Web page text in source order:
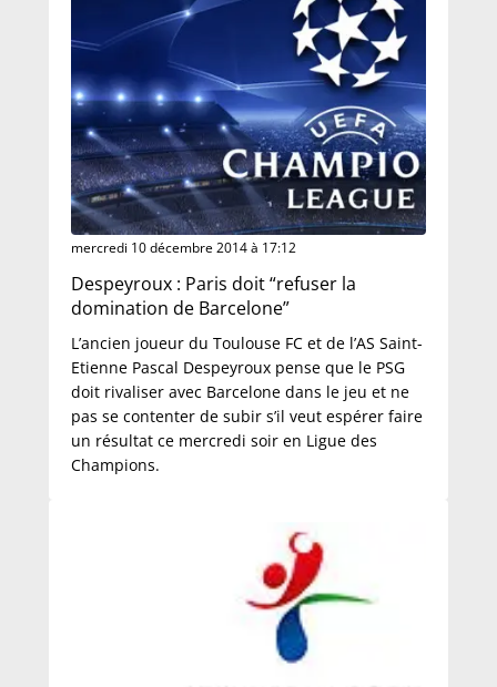
mercredi 10 décembre 2014 à 17:12
Despeyroux : Paris doit “refuser la
domination de Barcelone”
L’ancien joueur du Toulouse FC et de l’AS Saint-
Etienne Pascal Despeyroux pense que le PSG
doit rivaliser avec Barcelone dans le jeu et ne
pas se contenter de subir s’il veut espérer faire
un résultat ce mercredi soir en Ligue des
Champions.